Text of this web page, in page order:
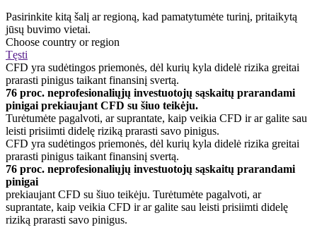
Pasirinkite kitą šalį ar regioną, kad pamatytumėte turinį, pritaikytą
jūsų buvimo vietai.
Choose country or region
Tęsti
CFD yra sudėtingos priemonės, dėl kurių kyla didelė rizika greitai
prarasti pinigus taikant finansinį svertą.
76 proc. neprofesionaliųjų investuotojų sąskaitų prarandami
pinigai prekiaujant CFD su šiuo teikėju.
Turėtumėte pagalvoti, ar suprantate, kaip veikia CFD ir ar galite sau
leisti prisiimti didelę riziką prarasti savo pinigus.
CFD yra sudėtingos priemonės, dėl kurių kyla didelė rizika greitai
prarasti pinigus taikant finansinį svertą.
76 proc. neprofesionaliųjų investuotojų sąskaitų prarandami
pinigai
prekiaujant CFD su šiuo teikėju. Turėtumėte pagalvoti, ar
suprantate, kaip veikia CFD ir ar galite sau leisti prisiimti didelę
riziką prarasti savo pinigus.